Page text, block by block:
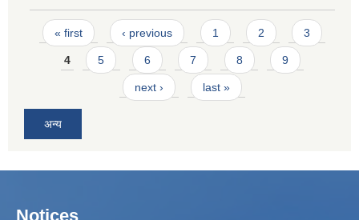
Pages
« first ‹ previous 1 2 3
4 5 6 7 8 9
next › last »
अन्य
Notices